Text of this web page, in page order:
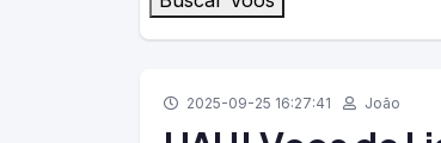
2025-09-25 16:27:41 João